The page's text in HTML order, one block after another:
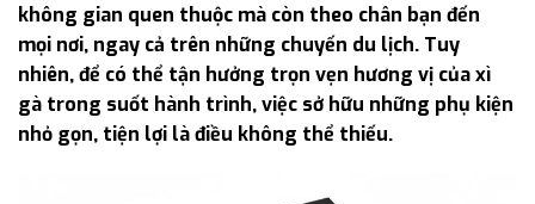
không gian quen thuộc mà còn theo chân bạn đến
mọi nơi, ngay cả trên những chuyến du lịch. Tuy
nhiên, để có thể tận hưởng trọn vẹn hương vị của xì
gà trong suốt hành trình, việc sở hữu những phụ kiện
nhỏ gọn, tiện lợi là điều không thể thiếu.